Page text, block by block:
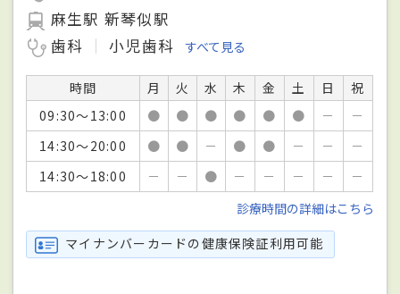
麻生駅 新琴似駅
歯科
小児歯科 すべて見る
時間 月 火 水 木 金 土 日
祝
09:30～13:00
● ● ● ● ● ● －
－
14:30～20:00
● ● － ● ● － －
－
14:30～18:00
－ － ● － － － －
－
診療時間の詳細はこちら
マイナンバーカードの健康保険証利用可能